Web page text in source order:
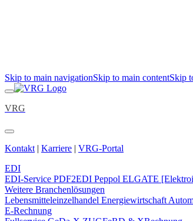
Skip to main navigationSkip to main contentSkip
VRG
Kontakt | Karriere | VRG-Portal
EDI
EDI-Service PDF2EDI Peppol ELGATE
Weitere Branchenlösungen
Lebensmitteleinzelhandel Energiewirtschaft
E-Rechnung